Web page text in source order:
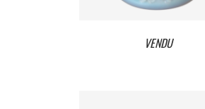
VENDU